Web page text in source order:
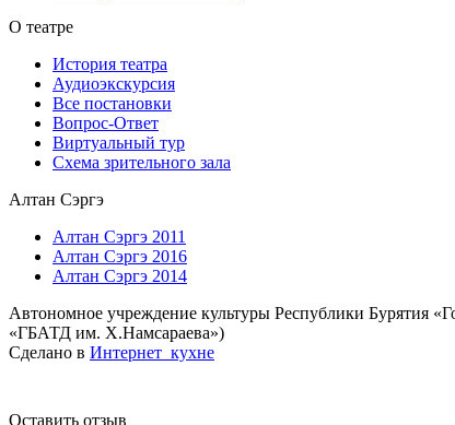
О театре
История театра
Аудиоэкскурсия
Все постановки
Вопрос-Ответ
Виртуальный тур
Схема зрительного зала
Алтан Сэргэ
Алтан Сэргэ 2011
Алтан Сэргэ 2016
Алтан Сэргэ 2014
Автономное учреждение культуры Республики Бурятия
«ГБАТД им. Х.Намсараева»)
Сделано в Интернет_кухне
Оставить отзыв